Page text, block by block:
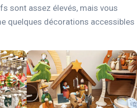
sont assez élevés, mais vous
quelques décorations accessibles